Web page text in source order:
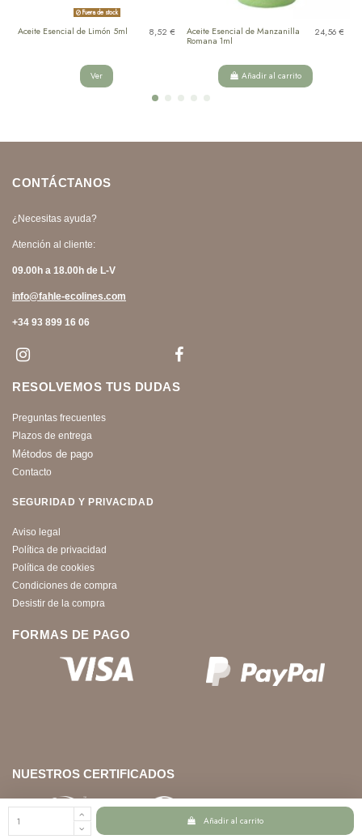
Añadir al carrito
Fuera de stock
Aceite Esencial de Limón 5ml 8,52 €
Ver
Aceite Esencial de Manzanilla
Romana 1ml
24,56 €
Añadir al carrito
CONTÁCTANOS
¿Necesitas ayuda?
Atención al cliente:
09.00h a 18.00h de L-V
info@fahle-ecolines.com
+34 93 899 16 06
RESOLVEMOS TUS DUDAS
Preguntas frecuentes
Plazos de entrega
Métodos de pago
Contacto
SEGURIDAD Y PRIVACIDAD
Aviso legal
Política de privacidad
Política de cookies
Condiciones de compra
Desistir de la compra
FORMAS DE PAGO
NUESTROS CERTIFICADOS